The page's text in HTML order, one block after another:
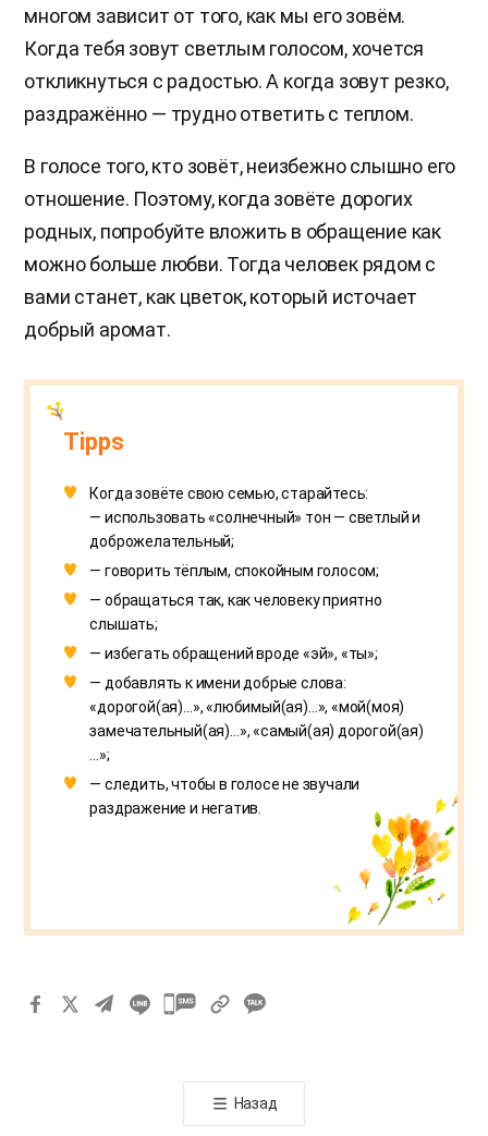
многом зависит от того, как мы его зовём.
Когда тебя зовут светлым голосом, хочется
откликнуться с радостью. А когда зовут резко,
раздражённо — трудно ответить с теплом.
В голосе того, кто зовёт, неизбежно слышно его
отношение. Поэтому, когда зовёте дорогих
родных, попробуйте вложить в обращение как
можно больше любви. Тогда человек рядом с
вами станет, как цветок, который источает
добрый аромат.
Tipps
Когда зовёте свою семью, старайтесь:
— использовать «солнечный» тон — светлый и
доброжелательный;
— говорить тёплым, спокойным голосом;
— обращаться так, как человеку приятно
слышать;
— избегать обращений вроде «эй», «ты»;
— добавлять к имени добрые слова:
«дорогой(ая)…», «любимый(ая)…», «мой(моя)
замечательный(ая)…», «самый(ая) дорогой(ая)
…»;
— следить, чтобы в голосе не звучали
раздражение и негатив.
카
톡
공
Назад